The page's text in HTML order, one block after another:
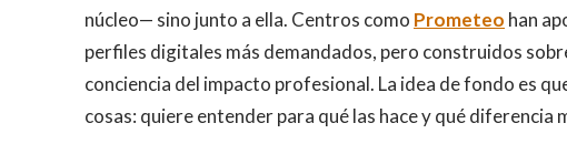
núcleo— sino junto a ella. Centros como Prometeo han
perfiles digitales más demandados, pero construidos
conciencia del impacto profesional. La idea de fondo es
cosas: quiere entender para qué las hace y qué diferencia